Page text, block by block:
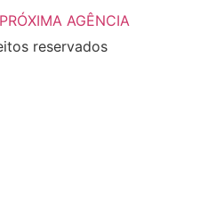
AGÊNCIA
reservados